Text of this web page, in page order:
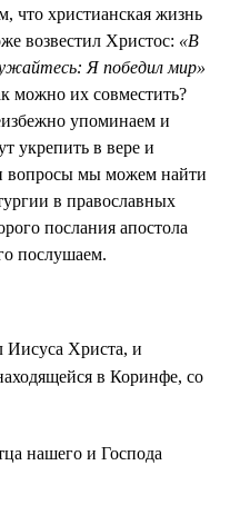
что христианская жизнь
возвестил Христос: «В
Я победил мир»
можно их совместить?
упоминаем и
укрепить в вере и
вопросы мы можем найти
в православных
послания апостола
послушаем.
Христа, и
в Коринфе, со
нашего и Господа